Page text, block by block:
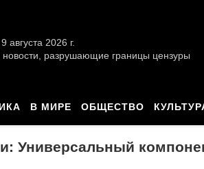
августа 2026 г.
разрушающие границы цензуры
В МИРЕ ОБЩЕСТВО
Универсальный